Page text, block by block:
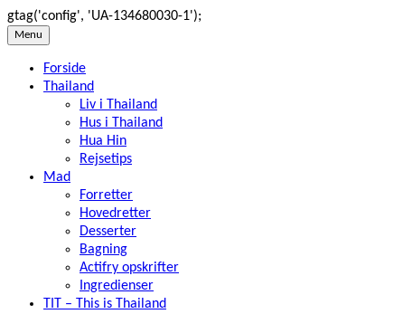
gtag('config', 'UA-134680030-1');
Skip
content
Menu
Forside
Thailand
Liv i Thailand
Hus i Thailand
Hua Hin
Rejsetips
Mad
Forretter
Hovedretter
Desserter
Bagning
Actifry opskrifter
Ingredienser
TIT – This is Thailand